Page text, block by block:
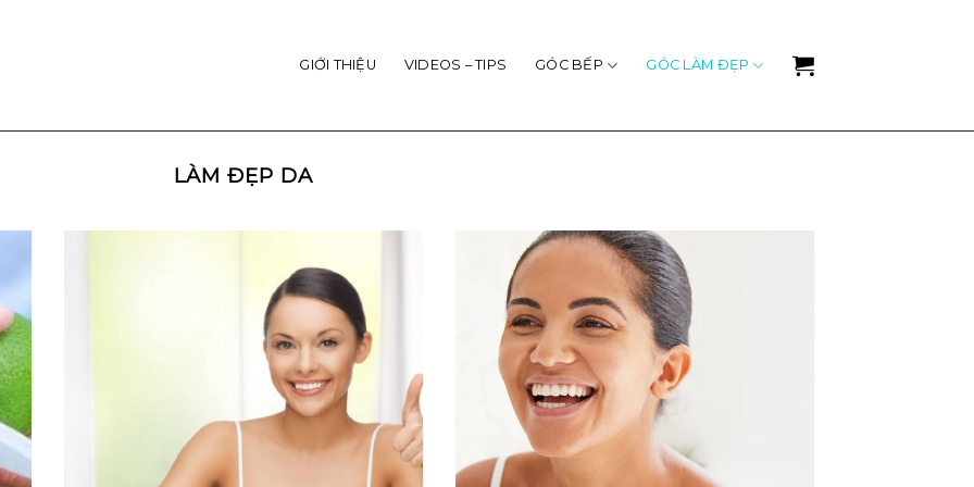
GIỚI THIỆU VIDEOS – TIPS GÓC BẾP GÓC LÀM ĐẸP
LÀM ĐẸP DA